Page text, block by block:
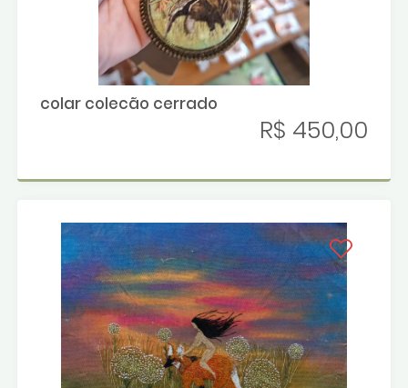
colar colecão cerrado
R$ 450,00